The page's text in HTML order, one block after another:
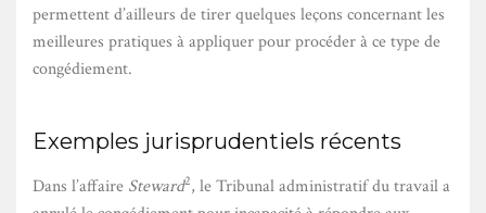
permettent d’ailleurs de tirer quelques leçons concernant les
meilleures pratiques à appliquer pour procéder à ce type de
congédiement.
Exemples jurisprudentiels récents
Dans l’affaire Steward2, le Tribunal administratif du travail a